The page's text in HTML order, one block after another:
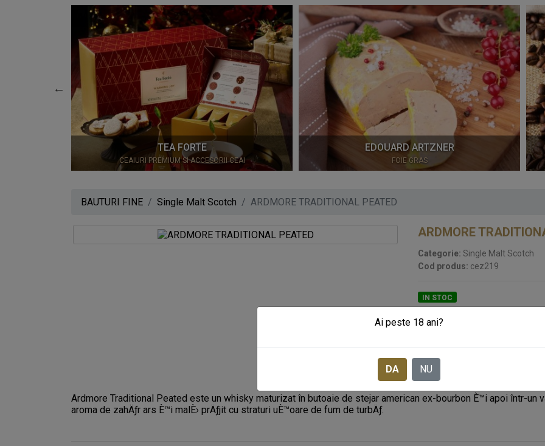
TEA FORTE
CEAIURI PREMIUM SI ACCESORII CEAI
EDOUARD ARTZNER
FOIE GRAS
BAUTURI FINE Single Malt Scotch ARDMORE TRADITIONAL PEATED
ARDMORE
Categorie: Single Malt Scotch
Cod produs: cez219
IN STOC
Pret:233
SOLICITA CADOURI
Ardmore Traditional Peated este un whisky maturizat în butoaie de stejar american ex-bourbon È™i apoi într-un
aroma de zahÄƒr ars È™i malÈ› prÄƒjit cu straturi uÈ™oare de fum de turbÄƒ.
Ai peste 18 ani?
DA NU